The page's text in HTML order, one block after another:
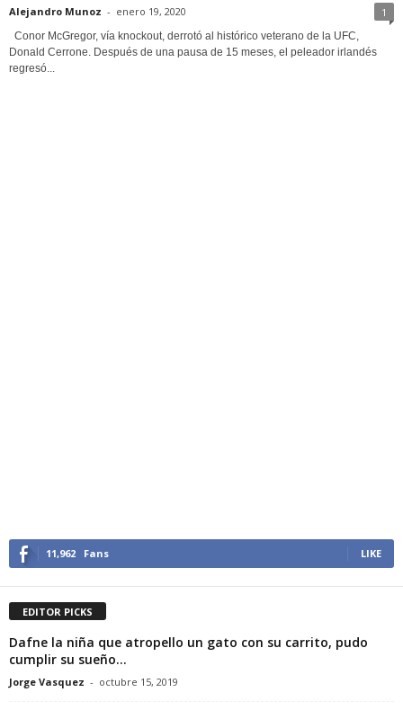
Alejandro Munoz - enero 19, 2020 1
Conor McGregor, vía knockout, derrotó al histórico veterano de la UFC,
Donald Cerrone. Después de una pausa de 15 meses, el peleador irlandés
regresó...
11,962 Fans LIKE
EDITOR PICKS
Dafne la niña que atropello un gato con su carrito, pudo
cumplir su sueño...
Jorge Vasquez - octubre 15, 2019